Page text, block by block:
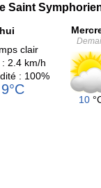
Saint
clair
: 2.4 km/h
: 100%
9°C
10